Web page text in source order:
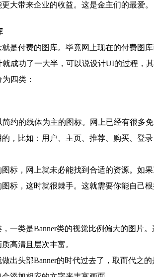
大带来企业的收益。这是金主们的最爱。
付费的图库。毕竟网上现在的付费图库
成功了一大半，可以说设计UI的过程，
四类：
的线体为主的图标。网上已经有很多
，比如：用户、主页、推荐、购买、
，网上就未必能找到合适的资源。如果
标，这时就很棘手。这就需要你能自己根
类是Banner类的视觉比例偏大的图片。
高清且层次丰富。
头部Banner的时代过去了，取而代之的